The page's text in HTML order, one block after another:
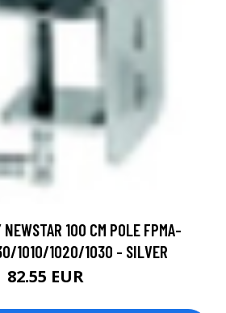
NEWSTAR 100 CM POLE FPMA-
1010/1020/1030 - SILVER
82.55 EUR